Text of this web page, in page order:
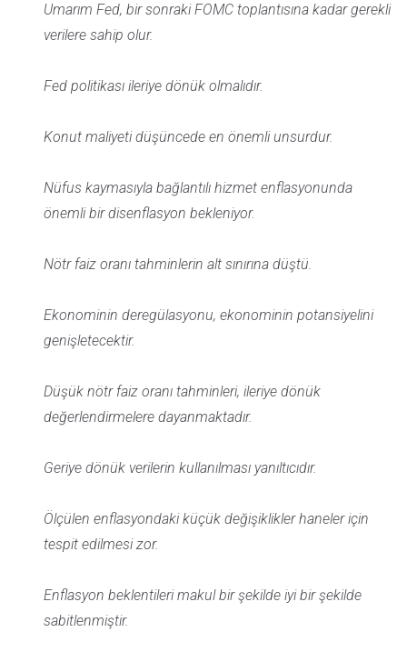
Umarım Fed, bir sonraki FOMC toplantısına kadar gerekli
verilere sahip olur.
Fed politikası ileriye dönük olmalıdır.
Konut maliyeti düşüncede en önemli unsurdur.
Nüfus kaymasıyla bağlantılı hizmet enflasyonunda
önemli bir disenflasyon bekleniyor.
Nötr faiz oranı tahminlerin alt sınırına düştü.
Ekonominin deregülasyonu, ekonominin potansiyelini
genişletecektir.
Düşük nötr faiz oranı tahminleri, ileriye dönük
değerlendirmelere dayanmaktadır.
Geriye dönük verilerin kullanılması yanıltıcıdır.
Ölçülen enflasyondaki küçük değişiklikler haneler için
tespit edilmesi zor.
Enflasyon beklentileri makul bir şekilde iyi bir şekilde
sabitlenmiştir.